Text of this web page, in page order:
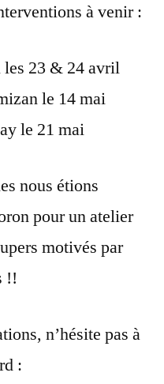
à venir :
les 23 & 24 avril
le 14 mai
le 21 mai
nous étions
pour un atelier
motivés par
!!
n’hésite pas à
: